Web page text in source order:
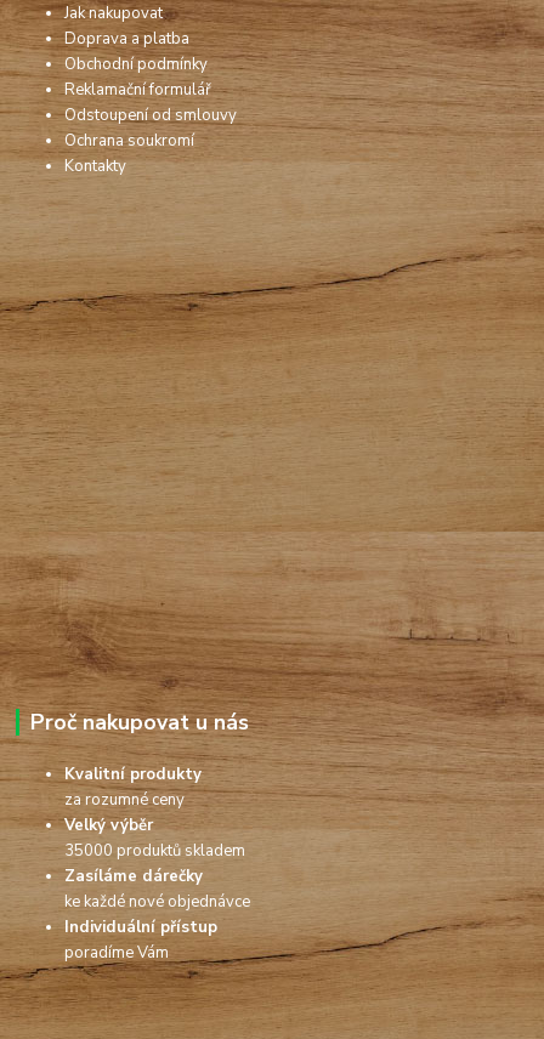
Jak nakupovat
Doprava a platba
Obchodní podmínky
Reklamační formulář
Odstoupení od smlouvy
Ochrana soukromí
Kontakty
Proč nakupovat u nás
Kvalitní produkty
za rozumné ceny
Velký výběr
35000 produktů skladem
Zasíláme dárečky
ke každé nové objednávce
Individuální přístup
poradíme Vám